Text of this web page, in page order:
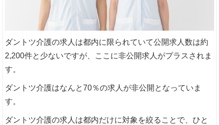
ダントツ介護の求人は都内に限られていて公開求人数は約
2,200件と少ないですが、ここに非公開求人がプラスされま
す。
ダントツ介護はなんと70％の求人が非公開となっていま
す。
ダントツ介護の求人は都内だけに対象を絞ることで、ひと